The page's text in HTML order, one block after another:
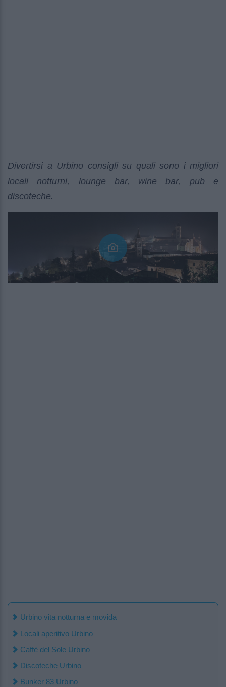
Divertirsi a Urbino consigli su quali sono i migliori
locali notturni, lounge bar, wine bar, pub e
discoteche.
Urbino vita notturna e movida
Locali aperitivo Urbino
Caffè del Sole Urbino
Discoteche Urbino
Bunker 83 Urbino